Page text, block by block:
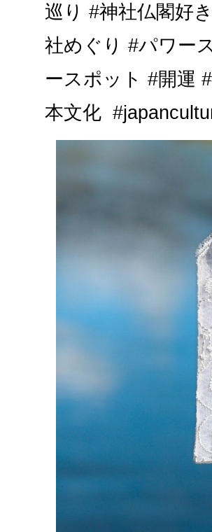
巡り #神社仏閣好
社めぐり #パワー
ースポット #開運
本文化